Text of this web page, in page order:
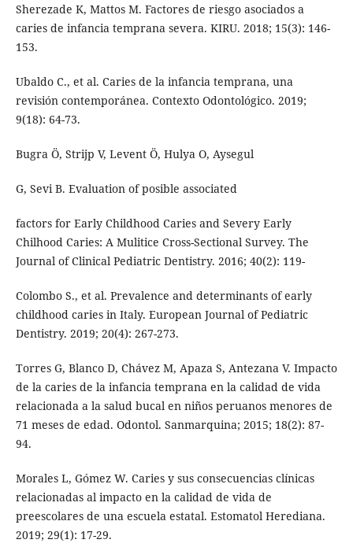
Sherezade K, Mattos M. Factores de riesgo asociados a
caries de infancia temprana severa. KIRU. 2018; 15(3): 146-
153.
Ubaldo C., et al. Caries de la infancia temprana, una
revisión contemporánea. Contexto Odontológico. 2019;
9(18): 64-73.
Bugra Ö, Strijp V, Levent Ö, Hulya O, Aysegul
G, Sevi B. Evaluation of posible associated
factors for Early Childhood Caries and Severy Early
Chilhood Caries: A Mulitice Cross-Sectional Survey. The
Journal of Clinical Pediatric Dentistry. 2016; 40(2): 119-
Colombo S., et al. Prevalence and determinants of early
childhood caries in Italy. European Journal of Pediatric
Dentistry. 2019; 20(4): 267-273.
Torres G, Blanco D, Chávez M, Apaza S, Antezana V. Impacto
de la caries de la infancia temprana en la calidad de vida
relacionada a la salud bucal en niños peruanos menores de
71 meses de edad. Odontol. Sanmarquina; 2015; 18(2): 87-
94.
Morales L, Gómez W. Caries y sus consecuencias clínicas
relacionadas al impacto en la calidad de vida de
preescolares de una escuela estatal. Estomatol Herediana.
2019; 29(1): 17-29.